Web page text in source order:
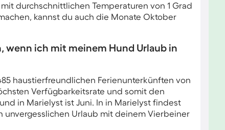
durchschnittlichen Temperaturen von 1 Grad
kannst du auch die Monate Oktober
wenn ich mit meinem Hund Urlaub in
haustierfreundlichen Ferienunterkünften von
Verfügbarkeitsrate und somit den
in Marielyst ist Juni. In in Marielyst findest
Urlaub mit deinem Vierbeiner